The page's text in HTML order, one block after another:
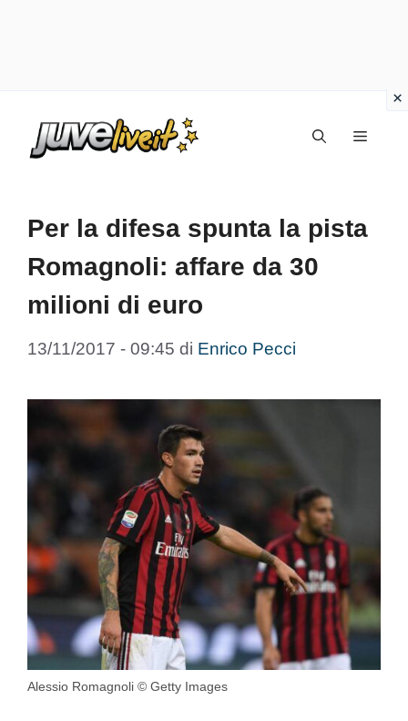
Menu
Per la difesa spunta la pista
Romagnoli: affare da 30
milioni di euro
13/11/2017 - 09:45 di Enrico Pecci
Alessio Romagnoli © Getty Images